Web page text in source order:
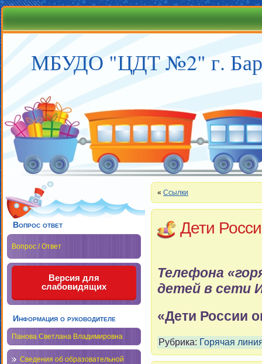
МБУДО "ЦДТ №2" г.
Вопрос ответ
Вопрос / Ответ
Версия для
слабовидящих
Информация о руководителе
Панова Светлана Владимировна
Сведения об образовательной
« Ссылки
Дети
Телефона
детей в сети
«Дети России
Рубрика: Горячая